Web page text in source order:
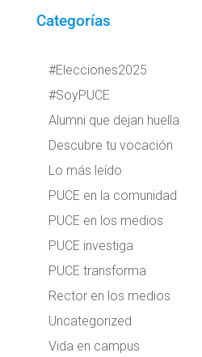
Categorías
#Elecciones2025
#SoyPUCE
Alumni que dejan huella
Descubre tu vocación
Lo más leído
PUCE en la comunidad
PUCE en los medios
PUCE investiga
PUCE transforma
Rector en los medios
Uncategorized
Vida en campus